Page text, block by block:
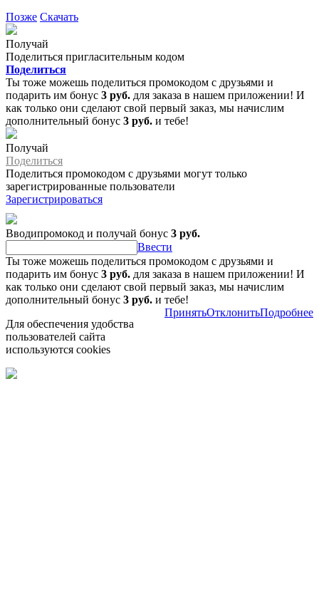
Позже Скачать
Получай
Поделиться пригласительным кодом
Поделиться
Ты тоже можешь поделиться промокодом с друзьями и
подарить им бонус 3 руб. для заказа в нашем приложении! И
как только они сделают свой первый заказ, мы начислим
дополнительный бонус 3 руб. и тебе!
Получай
Поделиться
Поделиться промокодом с друзьями могут только
зарегистрированные пользователи
Зарегистрироваться
Вводипромокод и получай бонус 3 руб.
Ввести
Ты тоже можешь поделиться промокодом с друзьями и
подарить им бонус 3 руб. для заказа в нашем приложении! И
как только они сделают свой первый заказ, мы начислим
дополнительный бонус 3 руб. и тебе!
Для обеспечения удобства
пользователей сайта
используются cookies
ПринятьОтклонитьПодробнее